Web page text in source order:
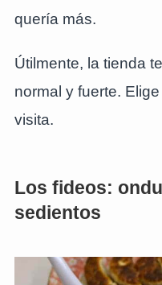
quería más.
Útilmente, la tienda
normal y fuerte.
visita.
Los fideos:
sedientos